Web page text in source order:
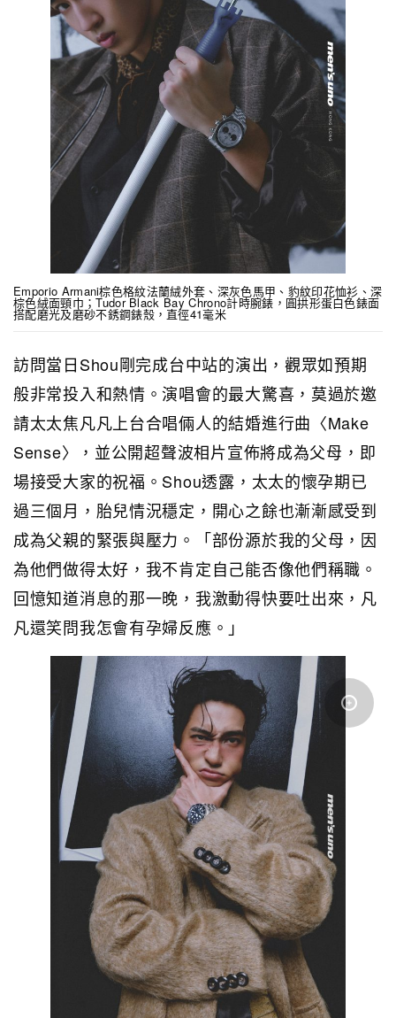
Emporio Armani棕色格紋法蘭絨外套、深灰色馬甲、豹紋印花恤衫、深
棕色絨面頸巾；Tudor Black Bay Chrono計時腕錶，圓拱形蛋白色錶面
搭配磨光及磨砂不銹鋼錶殼，直徑41毫米
訪問當日Shou剛完成台中站的演出，觀眾如預期
般非常投入和熱情。演唱會的最大驚喜，莫過於邀
請太太焦凡凡上台合唱倆人的結婚進行曲〈Make
Sense〉，並公開超聲波相片宣佈將成為父母，即
場接受大家的祝福。Shou透露，太太的懷孕期已
過三個月，胎兒情況穩定，開心之餘也漸漸感受到
成為父親的緊張與壓力。「部份源於我的父母，因
為他們做得太好，我不肯定自己能否像他們稱職。
回憶知道消息的那一晚，我激動得快要吐出來，凡
凡還笑問我怎會有孕婦反應。」